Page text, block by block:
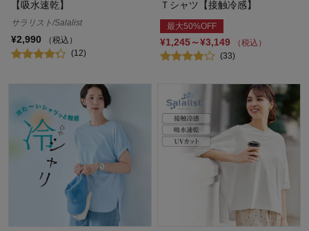
【吸水速乾】
サラリスト/Salalist
¥2,990
（税込）
(12)
Ｔシャツ【接触冷感】
最大50%OFF
¥1,245～¥3,149
（税込）
(33)